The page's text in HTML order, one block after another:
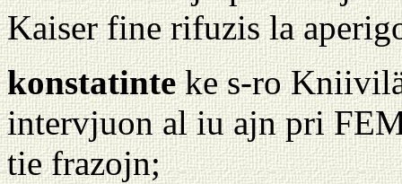
Kaiser fine rifuzis la
konstatinteke s-ro
intervjuon al iu ajn pri
tie frazojn;